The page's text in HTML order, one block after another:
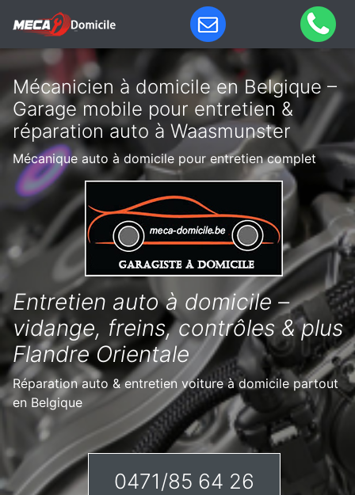
Mécanicien à domicile en Belgique –
Garage mobile pour entretien &
réparation auto à Waasmunster
Mécanique auto à domicile pour entretien complet
Entretien auto à domicile –
vidange, freins, contrôles & plus
Flandre Orientale
Réparation auto & entretien voiture à domicile partout
en Belgique
0471/85 64 26